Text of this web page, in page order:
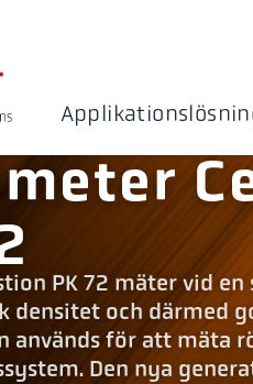
PK 72 mäter vid
densitet och därmed
används för att mäta
Den nya